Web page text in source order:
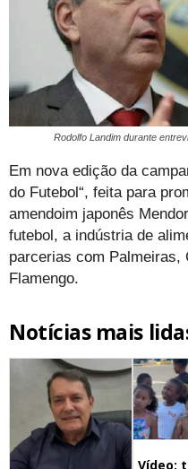
Rodolfo Landim durante
Em nova edição da
do Futebol“, feita para
amendoim japonês
futebol, a indústria de
parcerias com Palmeiras,
Flamengo.
Notícias mais
Vídeo: